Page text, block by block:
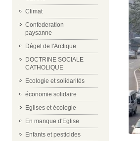
Climat
Confederation
paysanne
Dégel de l'Arctique
DOCTRINE SOCIALE
CATHOLIQUE
Ecologie et solidarités
économie solidaire
Eglises et écologie
En manque d'Eglise
Enfants et pesticides